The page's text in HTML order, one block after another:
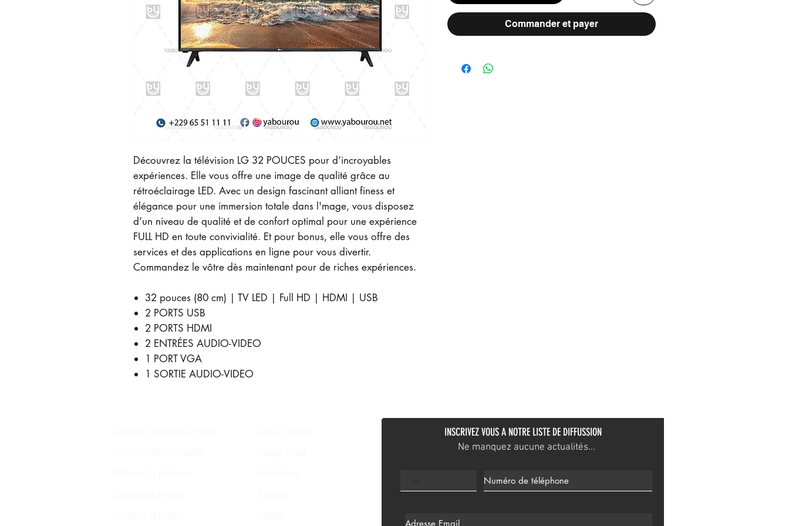
Découvrez la télévision LG 32 POUCES pour d’incroyables
expériences. Elle vous offre une image de qualité grâce au
rétroéclairage LED. Avec un design fascinant alliant finess et
élégance pour une immersion totale dans l'mage, vous disposez
d’un niveau de qualité et de confort optimal pour une expérience
FULL HD en toute convivialité. Et pour bonus, elle vous offre des
services et des applications en ligne pour vous divertir.
Commandez le vôtre dès maintenant pour de riches expériences.
32 pouces (80 cm) | TV LED | Full HD | HDMI | USB
2 PORTS USB
2 PORTS HDMI
2 ENTRÉES AUDIO-VIDEO
1 PORT VGA
1 SORTIE AUDIO-VIDEO
Commander et payer
INSCRIVEZ VOUS A NOTRE LISTE DE DIFFUSSION
Ne manquez aucune actualités...